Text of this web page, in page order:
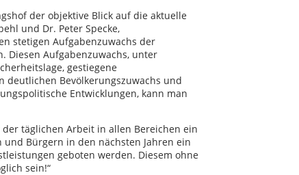
der objektive Blick auf die aktuelle
und Dr. Peter Specke,
stetigen Aufgabenzuwachs der
Diesen Aufgabenzuwachs, unter
gestiegene
deutlichen Bevölkerungszuwachs und
Entwicklungen, kann man
täglichen Arbeit in allen Bereichen ein
Bürgern in den nächsten Jahren ein
geboten werden. Diesem ohne
sein!“